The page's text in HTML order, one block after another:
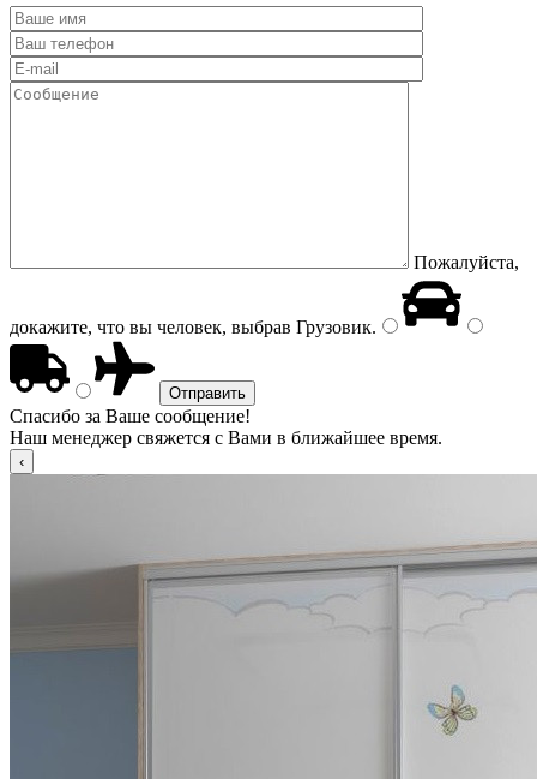
Пожалуйста,
докажите, что вы человек, выбрав Грузовик.
Спасибо за Ваше сообщение!
Наш менеджер свяжется с Вами в ближайшее время.